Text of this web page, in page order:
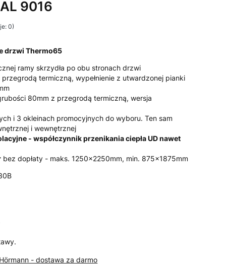
9016
0)
drzwi Thermo65
ramy skrzydła po obu stronach drzwi
termiczną, wypełnienie z utwardzonej pianki
80mm z przegrodą termiczną, wersja
i 3 okleinach promocyjnych do wyboru. Ten sam
i wewnętrznej
- współczynnik przenikania ciepła UD nawet
bez dopłaty - maks. 1250x2250mm, min. 875x1875mm
- dostawa za darmo